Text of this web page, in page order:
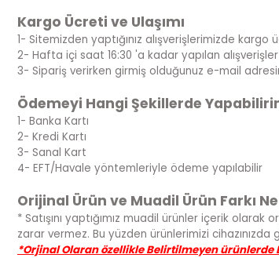
Kargo Ücreti ve Ulaşımı
1- Sitemizden yaptığınız alışverişlerimizde kargo
2- Hafta içi saat 16:30 'a kadar yapılan
3- Sipariş verirken girmiş olduğunuz e-mail
Ödemeyi Hangi Şekillerde
1- Banka Kartı
2- Kredi Kartı
3- Sanal Kart
4- EFT/Havale yöntemleriyle ödeme yapılabilir
Orijinal Ürün ve Muadil Ürün Farkı
* Satışını yaptığımız muadil ürünler içerik
zarar vermez. Bu yüzden ürünlerimizi cihazınızda
*Orjinal Olaran özellikle Belirtilmeyen ürünlerde